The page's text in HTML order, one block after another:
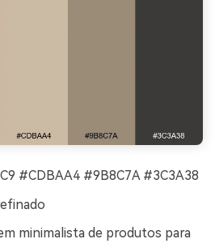
#CDBAA4 #9B8C7A #3C3A38
minimalista de produtos para